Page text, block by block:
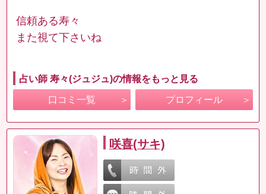
信頼ある寿々
また視て下さいね
占い師 寿々(ジュジュ)の情報をもっと見る
口コミ一覧 プロフィール
咲喜(サキ)